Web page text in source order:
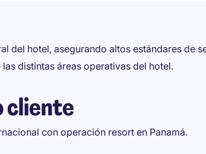
del hotel, asegurando altos estándares de
distintas áreas operativas del hotel.
cliente
con operación resort en Panamá.